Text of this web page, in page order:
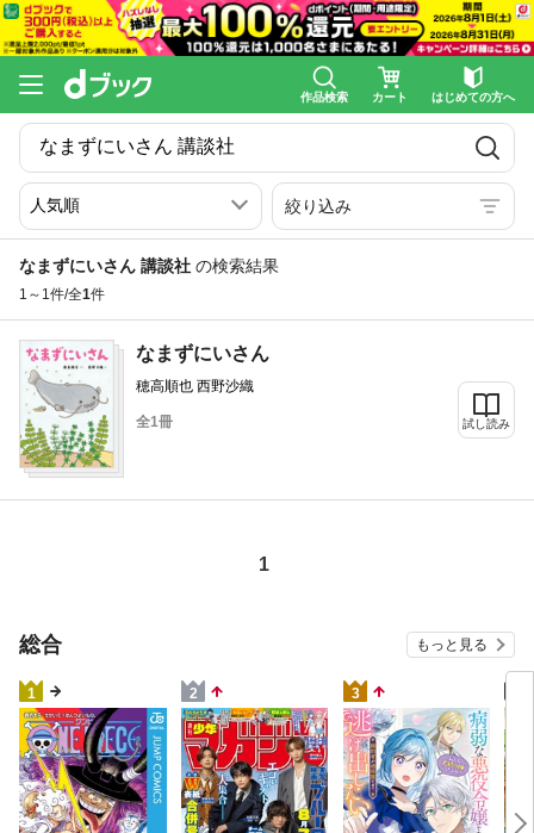
作品検索 カート はじめての方へ
絞り込み
なまずにいさん 講談社 の検索結果
1～1件/全1件
なまずにいさん
穂高順也 西野沙織
全1冊 試し読み
1
総合 もっと見る
1 2 3